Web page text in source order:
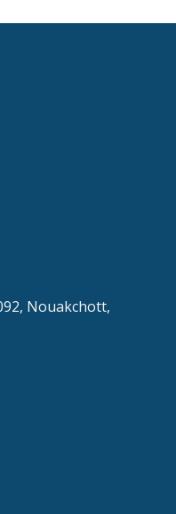
Nouakchott,